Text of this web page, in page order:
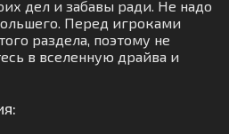
дел и забавы ради. Не надо
Перед игроками
раздела, поэтому не
в вселенную драйва и